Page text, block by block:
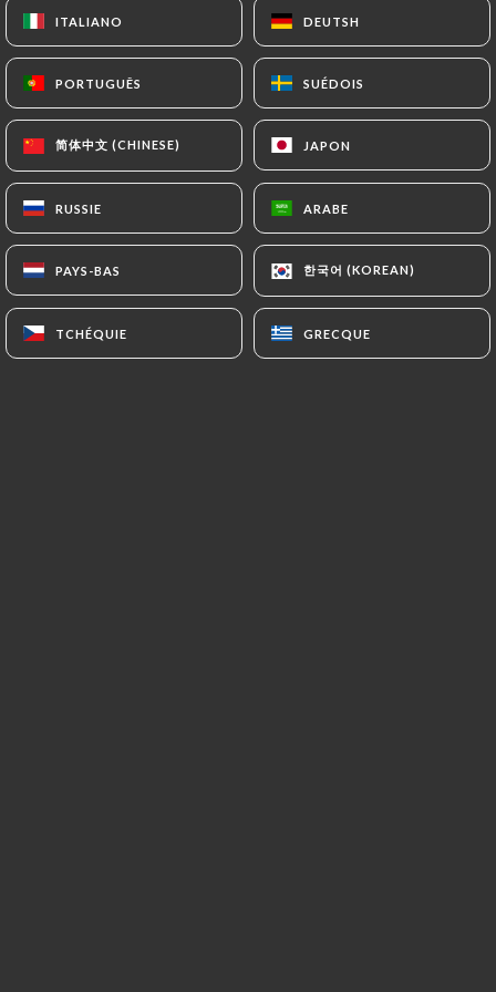
ITALIANO DEUTSH
PORTUGUÊS SUÉDOIS
简体中文 (CHINESE) JAPON
RUSSIE ARABE
PAYS-BAS 한국어 (KOREAN)
TCHÉQUIE GRECQUE
ITALIANO DEUTSH
PORTUGUÊS SUÉDOIS
简体中文 (CHINESE) JAPON
RUSSIE ARABE
PAYS-BAS 한국어 (KOREAN)
TCHÉQUIE GRECQUE